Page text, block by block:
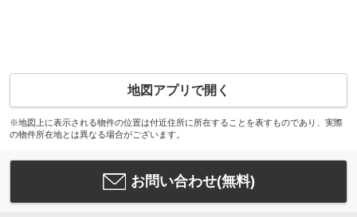
地図アプリで開く
※地図上に表示される物件の位置は付近住所に所在することを表すものであり、実際
の物件所在地とは異なる場合がございます。
お問い合わせ(無料)